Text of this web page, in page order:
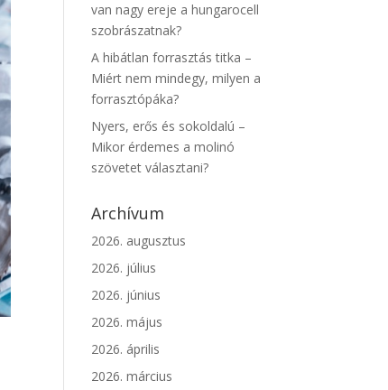
van nagy ereje a hungarocell
szobrászatnak?
A hibátlan forrasztás titka –
Miért nem mindegy, milyen a
forrasztópáka?
Nyers, erős és sokoldalú –
Mikor érdemes a molinó
szövetet választani?
Archívum
2026. augusztus
2026. július
2026. június
2026. május
2026. április
2026. március